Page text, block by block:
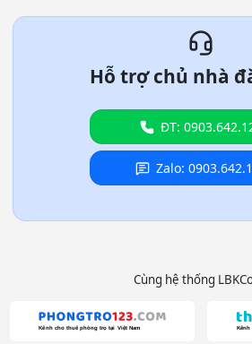
Hỗ trợ chủ nhà
ĐT:
Zalo:
Cùng hệ thống